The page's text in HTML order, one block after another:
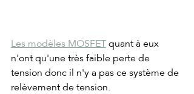
Les modèles MOSFET quant à eux
n'ont qu'une très faible perte de
tension donc il n'y a pas ce système de
relèvement de tension.